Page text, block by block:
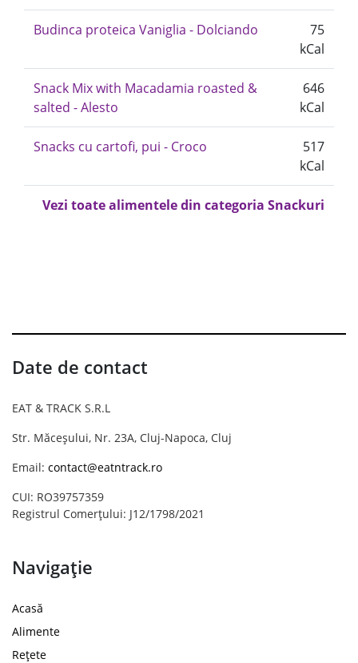
Budinca proteica Vaniglia - Dolciando
75
kCal
Snack Mix with Macadamia roasted &
salted - Alesto
646
kCal
Snacks cu cartofi, pui - Croco
517
kCal
Vezi toate alimentele din categoria Snackuri
Date de contact
EAT & TRACK S.R.L
Str. Măceșului, Nr. 23A, Cluj-Napoca, Cluj
Email: contact@eatntrack.ro
CUI: RO39757359
Registrul Comerțului: J12/1798/2021
Navigație
Acasă
Alimente
Rețete